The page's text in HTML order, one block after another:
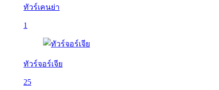
ทัวร์เคนย่า
1
ทัวร์จอร์เจีย
25